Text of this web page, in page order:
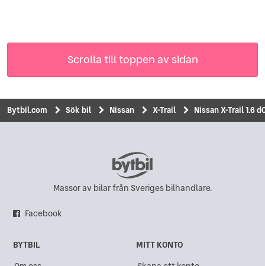
Scrolla till toppen av sidan
Bytbil.com Sök bil Nissan X-Trail Nissan X-Trail 1.6
Massor av bilar från Sveriges bilhandlare.
Facebook
BYTBIL
MITT KONTO